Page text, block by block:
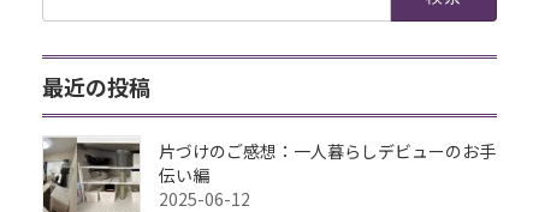
最近の投稿
片づけのご感想：一人暮らしデビューのお手
伝い編
2025-06-12